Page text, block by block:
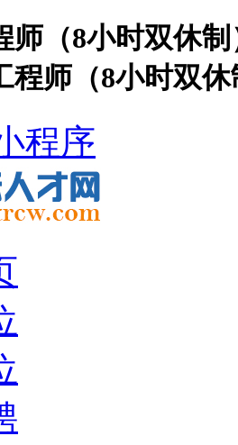
师（8小时双休
程师（8小时双
程序